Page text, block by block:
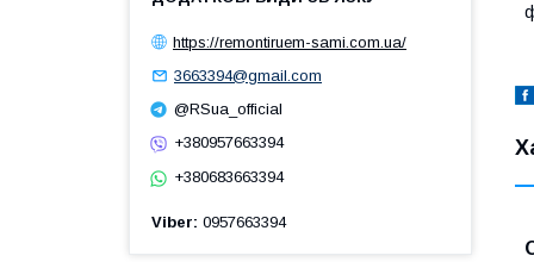
https://remontiruem-sami.com.ua/
3663394@gmail.com
@RSua_official
+380957663394
+380683663394
Viber 0957663394